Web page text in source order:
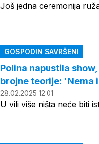
Još jedna ceremonija
GOSPODIN SAVRŠENI
Polina napustila
brojne teorije: 'Nema
28.02.2025 12:01
U vili više ništa neće biti